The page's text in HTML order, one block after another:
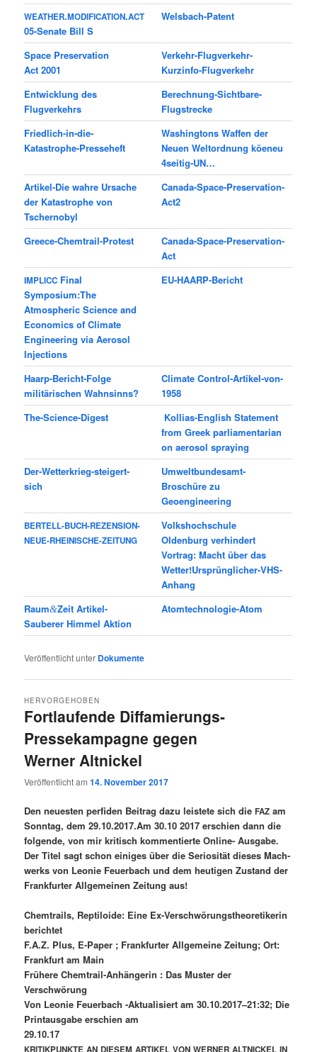
WEATHER.MODIFICATION.ACT
05-Senate Bill S
Welsbach-Patent
Space Pre­ser­va­tion
Act 2001
Verkehr-Flugverkehr-
Kurzinfo-Flugverkehr
Entwicklung des
Flugverkehrs
Berechnung-Sichtbare-
Flugstrecke
Friedlich-in-die-
Katastrophe-Presseheft
Washing­tons Waf­fen der
Neuen Welt­ord­nung köe­neu
4seitig-UN…
Artikel-Die wahre Ursache
der Katastrophe von
Tschernobyl
Canada-Space-Preservation-
Act2
Greece-Chemtrail-Protest
Canada-Space-Preservation-
Act
IMPLICC Final
Symposium:The
Atmospheric Science and
Economics of Climate
Engineering via Aerosol
Injections
EU-HAARP-Bericht
Haarp-Bericht-Folge
militärischen Wahnsinns?
Climate Control-Artikel-von-
1958
The-Science-Digest
Kollias-English Statement
from Greek parliamentarian
on aerosol spraying
Der-Wetterkrieg-steigert-
sich
Umweltbundesamt-
Broschüre zu
Geoengineering
BERTELL-BUCH-REZENSION-
NEUE-RHEINISCHE-ZEITUNG
Volkshochschule
Oldenburg verhindert
Vortrag: Macht über das
Wetter!Ursprünglicher-VHS-
Anhang
Raum&Zeit Artikel-
Sauberer Himmel Aktion
Atomtechnologie-Atom
Veröffentlicht unter Dokumente
Fortlaufende Diffamierungs-
Pressekampagne gegen
Werner Altnickel
HERVORGEHOBEN
Veröffentlicht am14. November 2017
Den neu­es­ten per­fi­den Bei­trag dazu leis­te­te sich dieFAZ am
Sonn­tag, dem 29.10.2017.Am 30.10 2017 erschien dann die
fol­gen­de, von mir kri­tisch kom­men­tier­te Online- Aus­ga­be.
Der Titel sagt schon eini­ges über die Serio­si­tät die­ses Mach­
werks von Leo­nie Feu­er­bach und dem heu­ti­gen Zustand der
Frank­fur­ter All­ge­mei­nen Zei­tung aus!
Chemtrails, Reptiloide: Eine Ex-Verschwörungstheoretikerin
berichtet
F.A.Z. Plus, E‑Paper ; Frankfurter Allgemeine Zeitung; Ort:
Frankfurt am Main
Frühere Chemtrail-Anhängerin : Das Muster der
Verschwörung
Von Leonie Feuerbach ‑Aktualisiert am 30.10.2017–21:32; Die
Printausgabe erschien am
29.10.17